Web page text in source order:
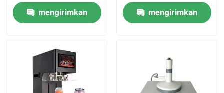
Rumah
Produk
Tentang kami
untuk gula, teh, biji-
bijian mengirimkan
Plastik/Kaleng Timah
untuk Bubble Tea, Jus
& Minuman Ringan
mengirimkan